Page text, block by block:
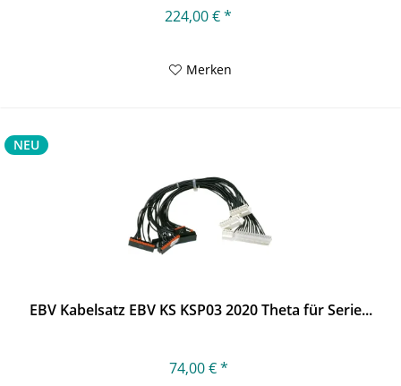
224,00 € *
Merken
NEU
EBV Kabelsatz EBV KS KSP03 2020 Theta für Serie...
74,00 € *